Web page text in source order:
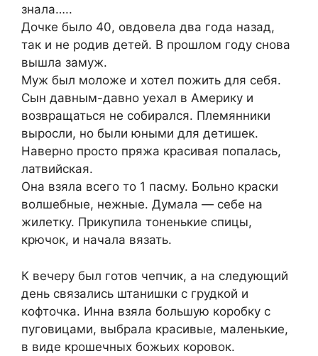
знала…..
Дочке было 40, овдовела два года назад,
так и не родив детей. В прошлом году снова
вышла замуж.
Муж был моложе и хотел пожить для себя.
Сын давным-давно уехал в Америку и
возвращаться не собирался. Племянники
выросли, но были юными для детишек.
Наверно просто пряжа красивая попалась,
латвийская.
Она взяла всего то 1 пасму. Больно краски
волшебные, нежные. Думала — себе на
жилетку. Прикyпила тоненькие спицы,
крючок, и начала вязать.
К вечеру был готов чепчик, а на следующий
день связались штанишки с грудкой и
кофточка. Инна взяла большую коробку с
пуговицами, выбрала красивые, маленькие,
в виде крошечных божьих коровок.